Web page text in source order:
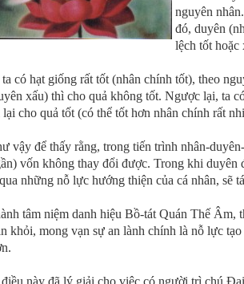
nguyên
đó, duyên
lệch tốt hoặc
có hạt giống rất tốt (nhân chính tốt), theo
xấu) thì cho quả không tốt. Ngược lại, ta
cho quả tốt (có thể tốt hơn nhân chính rất
vậy để thấy rằng, trong tiến trình nhân-
vốn không thay đổi được. Trong khi duyên
những nỗ lực hướng thiện của cá nhân, sẽ
tâm niệm danh hiệu Bồ-tát Quán Thế
khỏi, mong vạn sự an lành chính là nỗ lực